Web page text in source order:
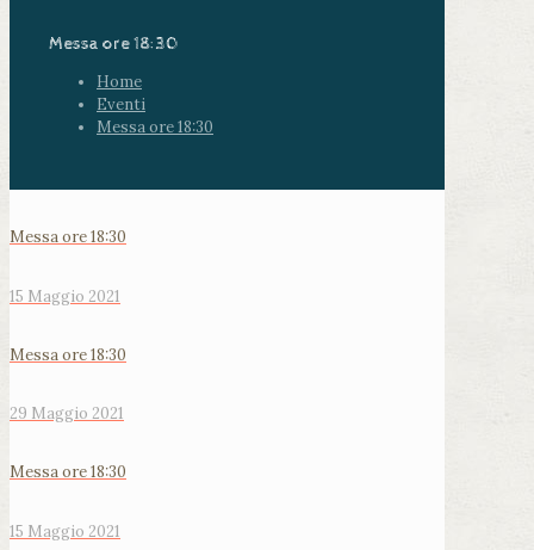
Messa ore 18:30
Home
Eventi
Messa ore 18:30
Messa ore 18:30
15 Maggio 2021
Messa ore 18:30
29 Maggio 2021
Messa ore 18:30
15 Maggio 2021